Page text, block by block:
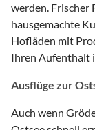
werden. Frischer
hausgemachte
Hofläden mit
Ihren Aufenthalt
Ausflüge zur
Auch wenn